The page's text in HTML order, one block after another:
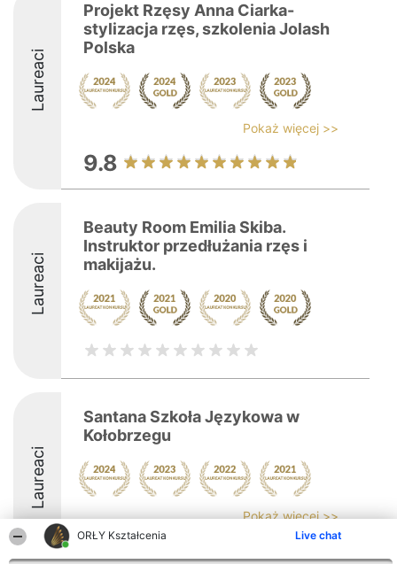
ORŁY Kształcenia Live chat
Laureaci
Projekt Rzęsy Anna Ciarka-
stylizacja rzęs, szkolenia Jolash
Polska
Pokaż więcej >>
9.8
Laureaci
Beauty Room Emilia Skiba.
Instruktor przedłużania rzęs i
makijażu.
Laureaci
Santana Szkoła Językowa w
Kołobrzegu
Pokaż więcej >>